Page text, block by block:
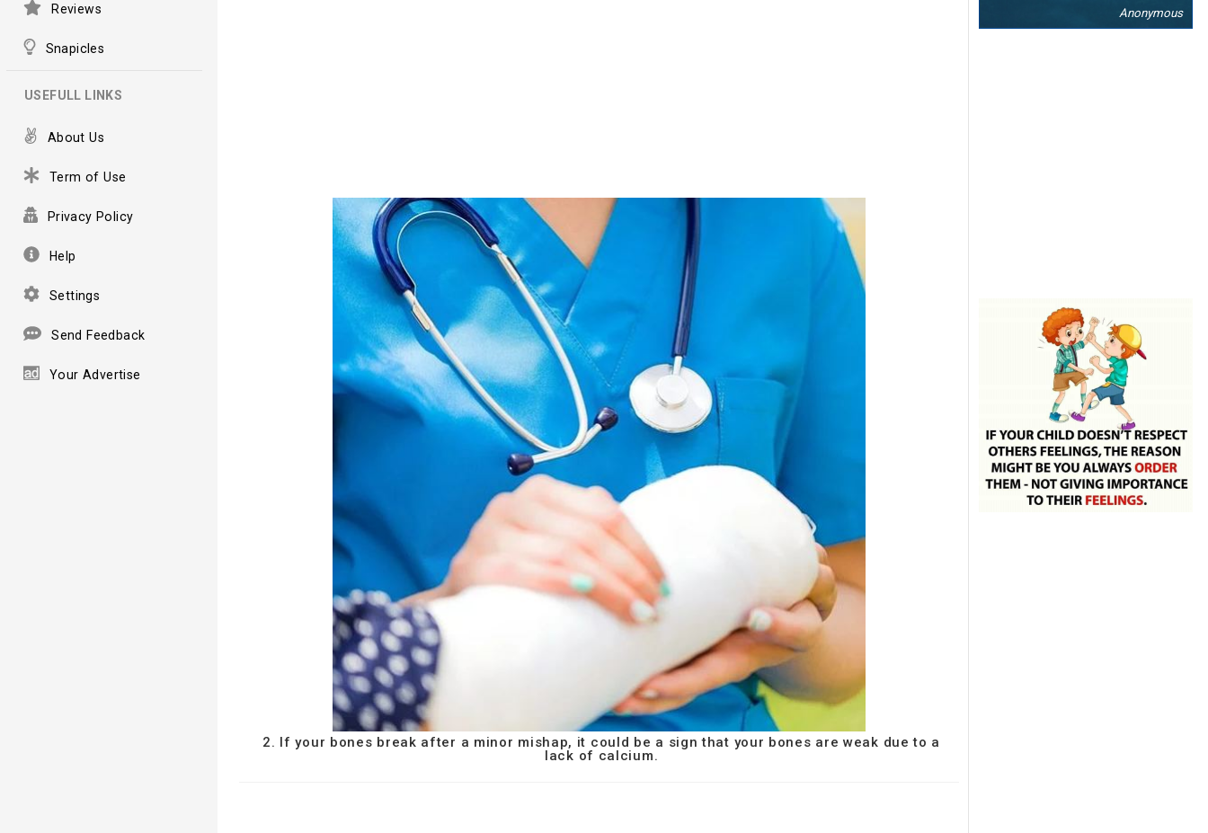
Reviews
Snapicles
USEFULL LINKS
About Us
Term of Use
Privacy Policy
Help
Settings
Send Feedback
Your Advertise
2. If your bones break after a minor mishap, it could be a sign that your bones are weak due to a
lack of calcium.
Anonymous